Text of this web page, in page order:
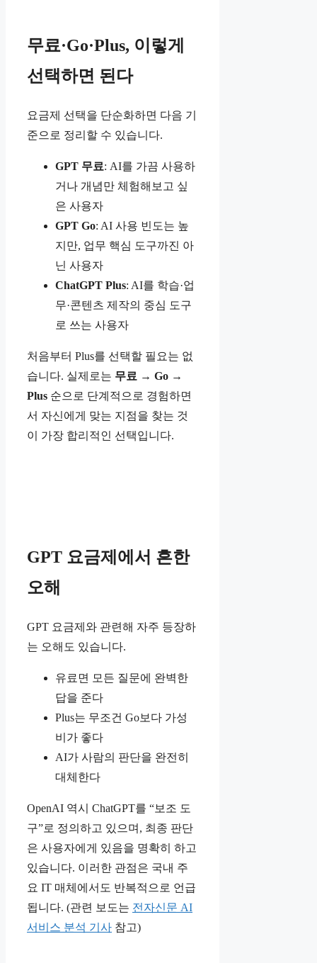
무료·Go·Plus, 이렇게
선택하면 된다
요금제 선택을 단순화하면 다음 기
준으로 정리할 수 있습니다.
GPT 무료: AI를 가끔 사용하
거나 개념만 체험해보고 싶
은 사용자
GPT Go: AI 사용 빈도는 높
지만, 업무 핵심 도구까진 아
닌 사용자
ChatGPT Plus: AI를 학습·업
무·콘텐츠 제작의 중심 도구
로 쓰는 사용자
처음부터 Plus를 선택할 필요는 없
습니다. 실제로는 무료 → Go →
Plus 순으로 단계적으로 경험하면
서 자신에게 맞는 지점을 찾는 것
이 가장 합리적인 선택입니다.
GPT 요금제에서 흔한
오해
GPT 요금제와 관련해 자주 등장하
는 오해도 있습니다.
유료면 모든 질문에 완벽한
답을 준다
Plus는 무조건 Go보다 가성
비가 좋다
AI가 사람의 판단을 완전히
대체한다
OpenAI 역시 ChatGPT를 “보조 도
구”로 정의하고 있으며, 최종 판단
은 사용자에게 있음을 명확히 하고
있습니다. 이러한 관점은 국내 주
요 IT 매체에서도 반복적으로 언급
됩니다. (관련 보도는 전자신문 AI
서비스 분석 기사 참고)